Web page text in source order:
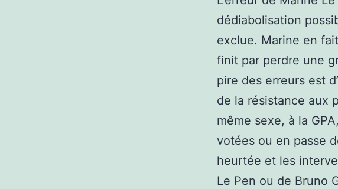
dédiabolisation
exclue. Marine en
finit par perdre une
pire des erreurs est
de la résistance aux
même sexe, à la
votées ou en passe
heurtée et les
Le Pen ou de Bruno